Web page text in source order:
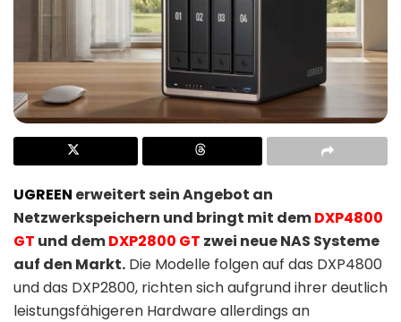
UGREEN erweitert sein Angebot an
Netzwerkspeichern und bringt mit demDXP4800
GT und demDXP2800 GT zwei neue NAS Systeme
auf den Markt. Die Modelle folgen auf das DXP4800
und das DXP2800, richten sich aufgrund ihrer deutlich
leistungsfähigeren Hardware allerdings an